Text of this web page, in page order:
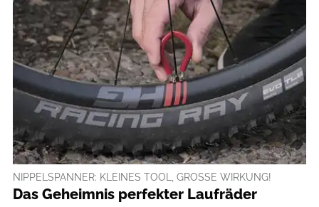
NIPPELSPANNER: KLEINES TOOL, GROSSE WIRKUNG!
Das Geheimnis perfekter Laufräder